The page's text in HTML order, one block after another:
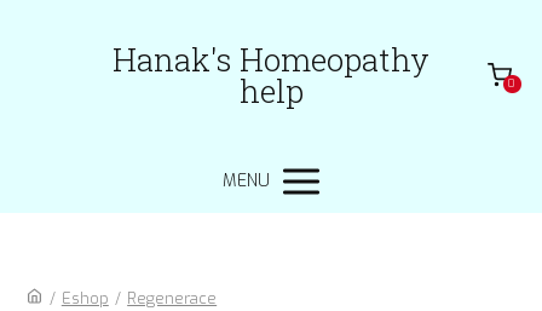
Hanak's Homeopathy
help 0
MENU
/ Eshop / Regenerace